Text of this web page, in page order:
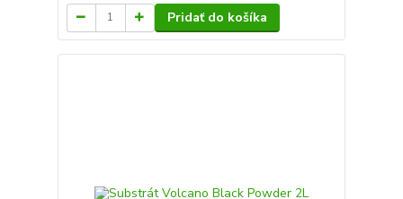
Pridať do košíka